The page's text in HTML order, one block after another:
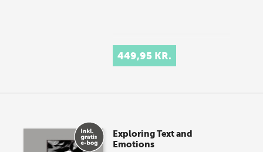
449,95 KR.
Exploring Text and
Emotions